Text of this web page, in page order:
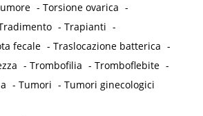
-Torsione ovarica -
-Trapianti -
fecale -Traslocazione batterica -
-Trombofilia -Tromboflebite -
-Tumori -Tumori ginecologici